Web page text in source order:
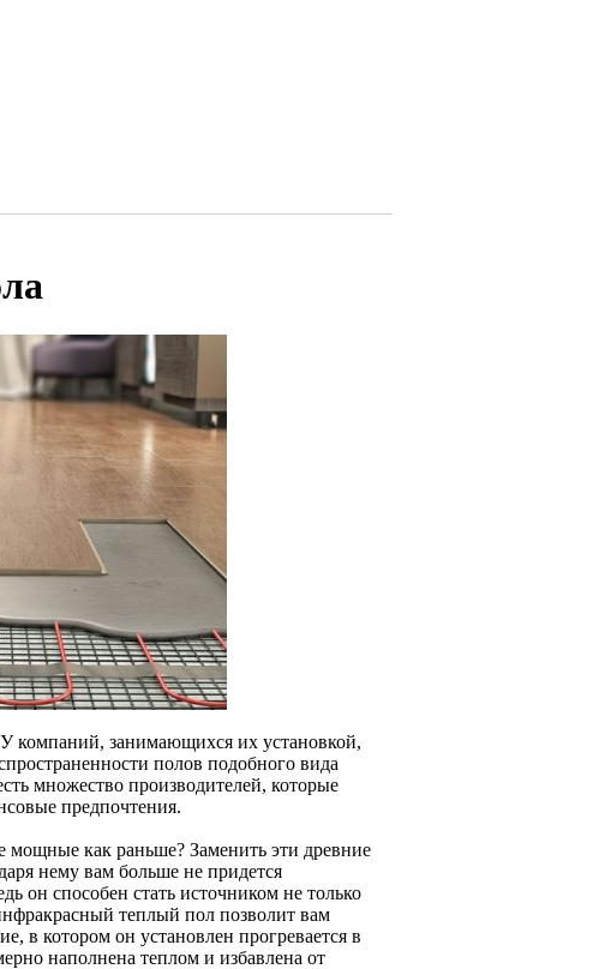
компаний, занимающихся их установкой,
полов подобного вида
множество производителей, которые
предпочтения.
мощные как раньше? Заменить эти древние
нему вам больше не придется
он способен стать источником не только
теплый пол позволит вам
в котором он установлен прогревается в
наполнена теплом и избавлена от